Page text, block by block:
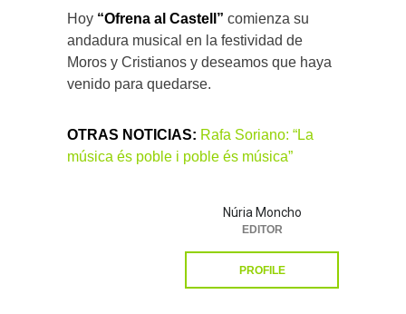
Hoy “Ofrena al Castell” comienza su
andadura musical en la festividad de
Moros y Cristianos y deseamos que haya
venido para quedarse.
OTRAS NOTICIAS: Rafa Soriano: “La
música és poble i poble és música”
Núria Moncho
EDITOR
PROFILE